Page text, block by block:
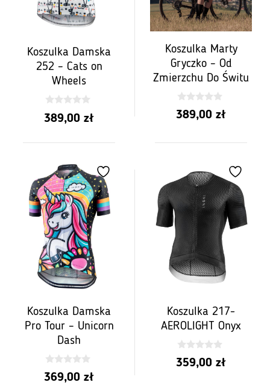
Koszulka Damska
252 – Cats on
Wheels
0
z
389,00 zł
Koszulka Marty
Gryczko – Od
Zmierzchu Do Świtu
0
z
389,00 zł
Koszulka Damska
Pro Tour – Unicorn
Dash
0
z
369,00 zł
Koszulka 217-
AEROLIGHT Onyx
0
z
359,00 zł